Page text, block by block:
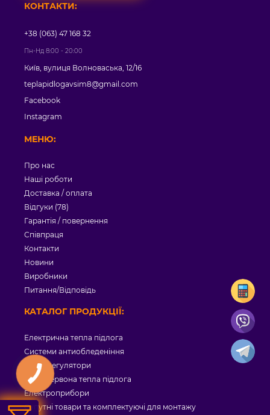
МЕНЮ:
Про нас
Наші роботи
Доставка / оплата
Відгуки (78)
Гарантія / повернення
Співпраця
Контакти
Новини
Виробники
Питання/Відповідь
КАТАЛОГ ПРОДУКЦІЇ:
Електрична тепла підлога
Системи антиобледеніння
Терморегулятори
Інфрачервона тепла підлога
Електроприбори
Супутні товари та комплектуючі для монтажу
КОНТАКТИ:
+38 (063) 47 168 32
Пн-Нд 8:00 - 20:00
Київ, вулиця Волноваська, 12/16
teplapidlogavsim8@gmail.com
Facebook
Instagram